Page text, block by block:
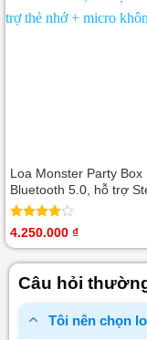
Loa Monster Party Box
Bluetooth 5.0, hỗ trợ
trợ thẻ nhớ + micro
Được
sao
4.250.000 ₫
Câu hỏi
Tôi nên chọn